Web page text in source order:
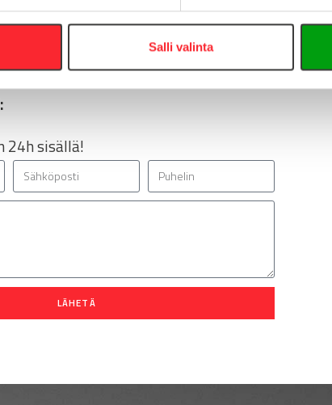
Salli valinta
info@easy-systems.fi
24h sisällä!
LÄHETÄ